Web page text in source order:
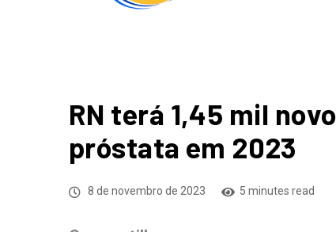
RN terá 1,45 mil
próstata em 2023
8 de novembro de 2023 5 minutes read